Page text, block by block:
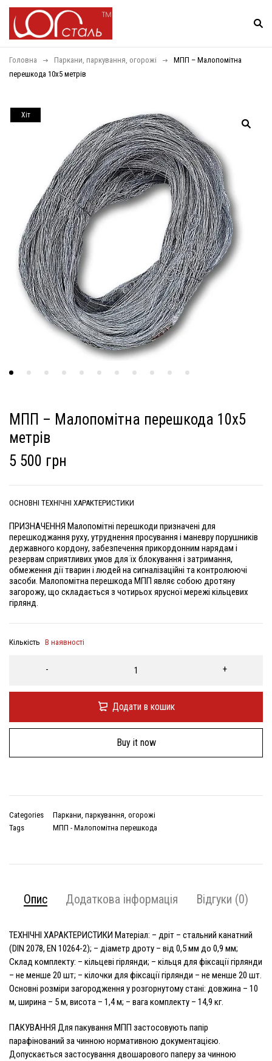
Головна Паркани, паркування, огорожі
МПП – Малопомітна
перешкода 10х5 метрів
Хiт
МПП – Малопомітна перешкода 10х5
метрів
5 500 грн
ОСНОВНІ ТЕХНІЧНІ ХАРАКТЕРИСТИКИ
ПРИЗНАЧЕННЯ Малопомітні перешкоди призначені для
перешкоджання руху, утруднення просування і маневру порушників
державного кордону, забезпечення прикордонним нарядам і
резервам сприятливих умов для їх блокування і затримання,
обмеження дії тварин і людей на сигналізаційні та контролюючі
засоби. Малопомітна перешкода МПП являє собою дротяну
загорожу, що складається з чотирьох ярусної мережі кільцевих
гірлянд.
Кількість В наявності
Додати в кошик
Buy it now
Categories
Паркани, паркування, огорожі
Tags
МПП - Малопомітна перешкода
Опис Додаткова інформація Відгуки (0)
ТЕХНІЧНІ ХАРАКТЕРИСТИКИ Матеріал: – дріт – стальний канатний
(DIN 2078, EN 10264-2); – діаметр дроту – від 0,5 мм до 0,9 мм;
Склад комплекту: – кільцеві гірлянди; – кільця для фіксації гірлянди
– не менше 20 шт; – кілочки для фіксації гірлянди – не менше 20 шт.
Основні розміри загородження у розгорнутому стані: довжина – 10
м, ширина – 5 м, висота – 1,4 м; – вага комплекту – 14,9 кг.
ПАКУВАННЯ Для пакування МПП застосовують папір
парафінований за чинною нормативною документацією.
Допускається застосування двошарового паперу за чинною